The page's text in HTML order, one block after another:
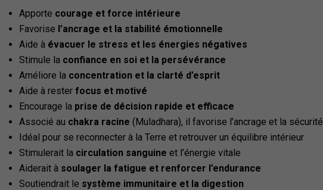
Apporte courage et force intérieure
Favorise l’ancrage et la stabilité émotionnelle
Aide à évacuer le stress et les énergies négatives
Stimule la confiance en soi et la persévérance
Améliore la concentration et la clarté d’esprit
Aide à resterfocus et motivé
Encourage la prise de décision rapide et efficace
Associé au chakra racine (Muladhara), il favorise l’ancrage et la sécurité
Idéal pour se reconnecter à la Terre et retrouver un équilibre intérieur
Stimulerait la circulation sanguine et l’énergie vitale
Aiderait à soulager la fatigue et renforcer l’endurance
Soutiendrait le système immunitaire et la digestion